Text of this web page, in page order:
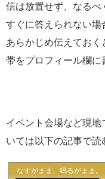
信は放置せず、なるべ
すぐに答えられない場
あらかじめ伝えてお
帯をプロフィール欄に
イベント会場など現
いては以下の記事で読
なすがまま、鳴るがまま。